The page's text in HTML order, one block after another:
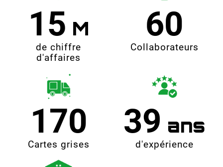
15
de chiffre
d'affaires
60
Collaborateurs
170
Cartes grises
39
d'expérience